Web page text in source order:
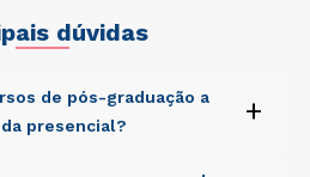
dúvidas
de pós-graduação a
presencial?
+